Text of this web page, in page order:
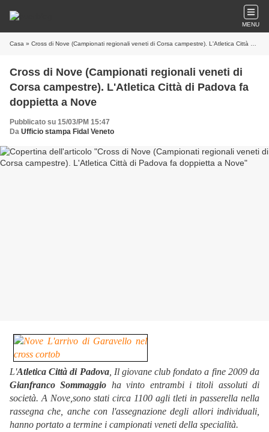
MENU
Casa » Cross di Nove (Campionati regionali veneti di Corsa campestre). L'Atletica Città di Padova fa doppietta a Nove
Cross di Nove (Campionati regionali veneti di
Corsa campestre). L'Atletica Città di Padova fa
doppietta a Nove
Pubblicato su 15/03/PM 15:47
Da Ufficio stampa Fidal Veneto
L'Atletica Città di Padova, Il giovane club fondato a fine 2009 da
Gianfranco Sommaggio ha vinto entrambi i titoli assoluti di
società. A Nove,sono stati circa 1100 agli tleti in passerella nella
rassegna che, anche con l'assegnazione degli allori individuali,
hanno portato a termine i campionati veneti della specialità.